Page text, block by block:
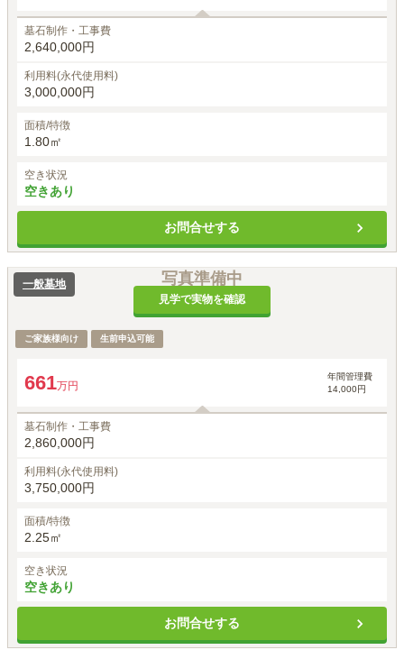
墓石制作・工事費
2,640,000円
利用料(永代使用料)
3,000,000円
面積/特徴
1.80㎡
空き状況
空きあり
お問合せする
写真準備中
見学で実物を確認
一般墓地
ご家族様向け 生前申込可能
661万円
年間管理費
14,000円
墓石制作・工事費
2,860,000円
利用料(永代使用料)
3,750,000円
面積/特徴
2.25㎡
空き状況
空きあり
お問合せする